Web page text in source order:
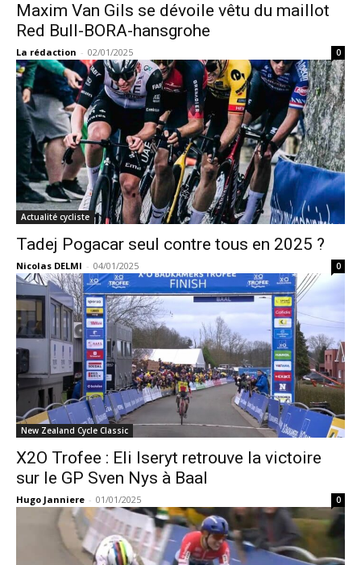
Maxim Van Gils se dévoile vêtu du maillot
Red Bull-BORA-hansgrohe
La rédaction - 02/01/2025 0
Actualité cycliste
Tadej Pogacar seul contre tous en 2025 ?
Nicolas DELMI - 04/01/2025 0
New Zealand Cycle Classic
X2O Trofee : Eli Iseryt retrouve la victoire
sur le GP Sven Nys à Baal
Hugo Janniere - 01/01/2025 0